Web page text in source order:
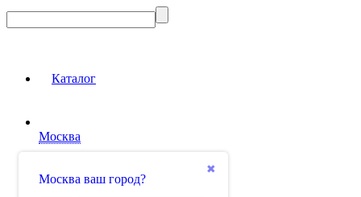
Каталог
Москва
✖
Москва ваш город?